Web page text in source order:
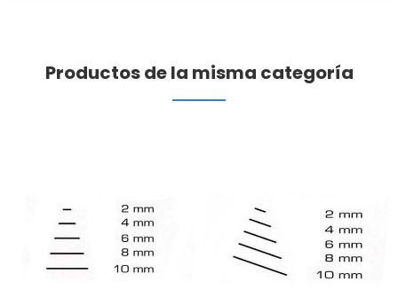
Productos de la misma categoría